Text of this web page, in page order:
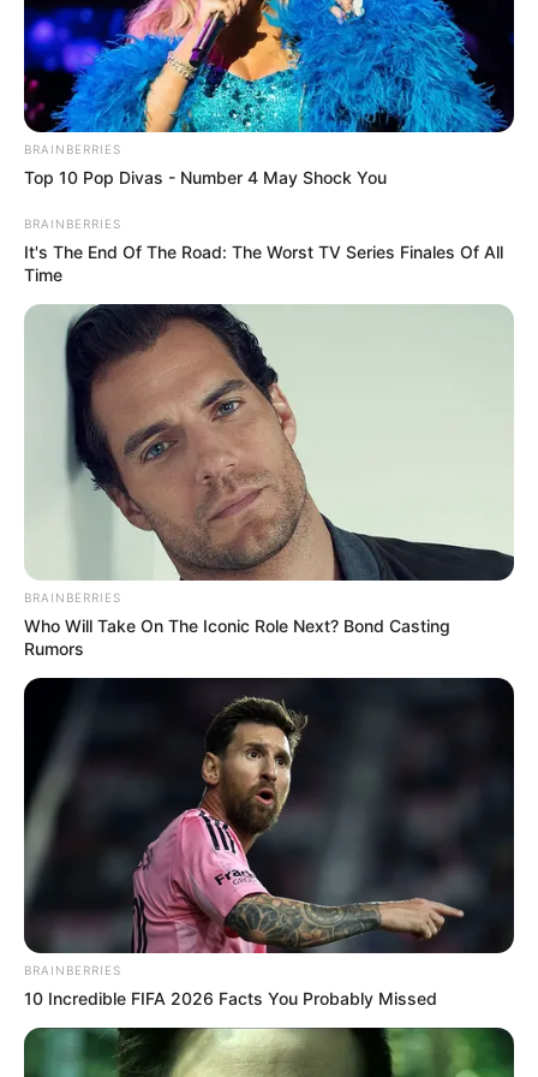
ΔΙΕΘΝΗ ΡΟΗ ΤΩΝ ΑΡΘΡΩΝ
Θα γίνει ο τάφος σας Τούρκοι
Άγκυρα. Συνεχίζεται η αντίσταση των Κούρδων...
ΚΟΙΝΩΝΙΚΑ ΔΙΚΤΥΑ
FACEBOOK
YOUTUBE
EMAIL ΑΚΟΛΟΥΘΉΣΤΕ
BRAINBERRIES
Top 10 Pop Divas - Number 4 May Shock You
BRAINBERRIES
It's The End Of The Road: The Worst TV Series Finales Of All
Time
BRAINBERRIES
Who Will Take On The Iconic Role Next? Bond Casting
Rumors
BRAINBERRIES
10 Incredible FIFA 2026 Facts You Probably Missed